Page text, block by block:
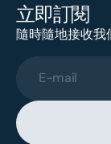
立即訂閱
隨時隨地接收我
E-mail